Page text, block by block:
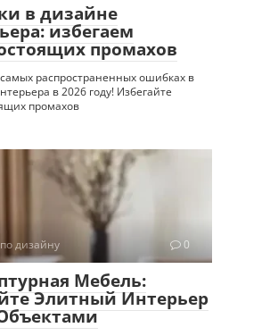
в дизайне
избегаем
промахов
распространенных ошибках в
в 2026 году! Избегайте
промахов
дизайну 0
Мебель:
Элитный Интерьер